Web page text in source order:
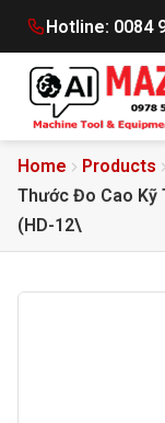
Hotline: 0084
Home Products
Thước Đo Cao Kỹ
(HD-12\